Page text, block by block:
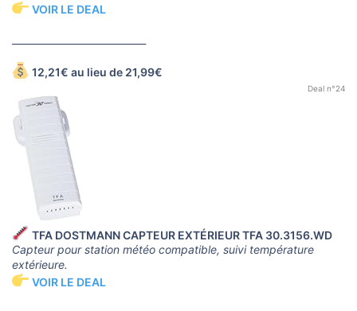
VOIR LE DEAL
12,21€ au lieu de 21,99€
Deal n°24
TFA DOSTMANN CAPTEUR EXTÉRIEUR TFA 30.3156.WD
Capteur pour station météo compatible, suivi température
extérieure.
VOIR LE DEAL